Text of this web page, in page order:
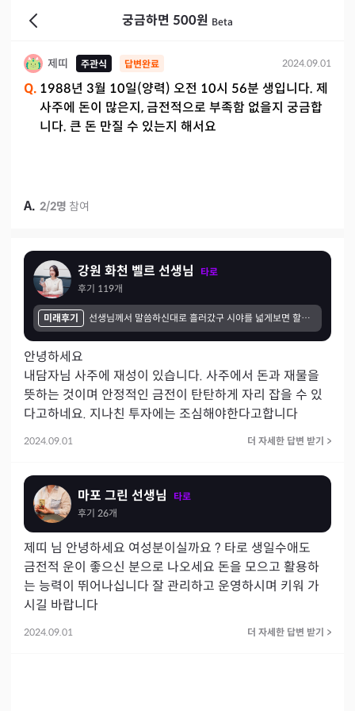
궁금하면 500원 Beta
제띠 주관식 답변완료 2024.09.01
Q. 1988년 3월 10일(양력) 오전 10시 56분 생입니다. 제
사주에 돈이 많은지, 금전적으로 부족함 없을지 궁금합
니다. 큰 돈 만질 수 있는지 해서요
A. 2/2명 참여
강원 화천 벨르 선생님
타로
후기 119개
미래후기 선생님께서 말씀하신대로 흘러갔구 시야를 넓게보면 할수 있다해서 한번 넓게 봤는데 정말 됐어요!!!! 선생님과 저는 기운이 잘 맞는거 같아요!! 항상 감사해요!!!500원질문에 답글 주실때마다 항성 선생님 말씀이 맞아서 연락드렸어요!
안녕하세요
내담자님 사주에 재성이 있습니다. 사주에서 돈과 재물을
뜻하는 것이며 안정적인 금전이 탄탄하게 자리 잡을 수 있
다고하네요. 지나친 투자에는 조심해야한다고합니다
2024.09.01 더 자세한 답변 받기 >
마포 그린 선생님
타로
후기 26개
제띠 님 안녕하세요 여성분이실까요 ? 타로 생일수애도
금전적 운이 좋으신 분으로 나오세요 돈을 모으고 활용하
는 능력이 뛰어나십니다 잘 관리하고 운영하시며 키워 가
시길 바랍니다
2024.09.01 더 자세한 답변 받기 >